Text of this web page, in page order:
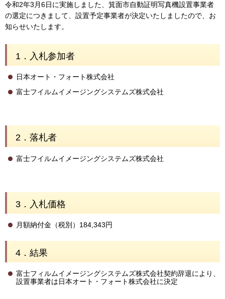
令和2年3月6日に実施しました、箕面市自動証明写真機設置事業者
の選定につきまして、設置予定事業者が決定いたしましたので、お
知らせいたします。
1．入札参加者
日本オート・フォート株式会社
富士フイルムイメージングシステムズ株式会社
2．落札者
富士フイルムイメージングシステムズ株式会社
3．入札価格
月額納付金（税別）184,343円
4．結果
富士フィルムイメージングシステムズ株式会社契約辞退により、
設置事業者は日本オート・フォート株式会社に決定